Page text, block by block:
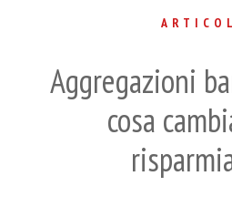
Aggregazioni
cosa